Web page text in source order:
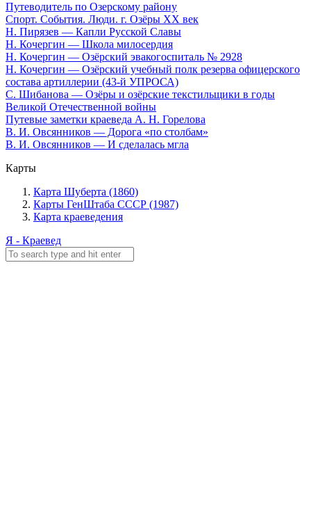
Путеводитель по Озерскому району
Спорт. События. Люди. г. Озёры XX век
Н. Пирязев — Капли Русской Славы
Н. Кочергин — Школа милосердия
Н. Кочергин — Озёрский эвакогоспиталь № 2928
Н. Кочергин — Озёрский учебный полк резерва офицерского
состава артиллерии (43-й УПРОСА)
С. Шибанова — Озёры и озёрские текстильщики в годы
Великой Отечественной войны
Путевые заметки краеведа А. Н. Горелова
В. И. Овсянников — Дорога «по столбам»
В. И. Овсянников — И сделалась мгла
Карты
Карта Шуберта (1860)
Карты ГенШтаба СССР (1987)
Карта краеведения
Я - Краевед